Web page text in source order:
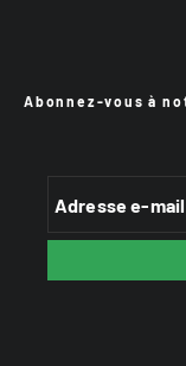
Abonnez-vous à